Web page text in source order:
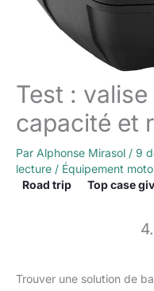
Test :
capacité et
Par Alphonse Mirasol / 9
lecture / Équipement moto
Road trip
Top case
Trouver une solution de